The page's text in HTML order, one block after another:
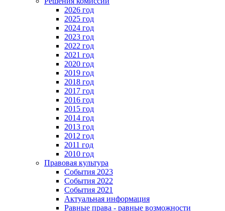
2026 год
2025 год
2024 год
2023 год
2022 год
2021 год
2020 год
2019 год
2018 год
2017 год
2016 год
2015 год
2014 год
2013 год
2012 год
2011 год
2010 год
Правовая культура
События 2023
События 2022
События 2021
Актуальная информация
Равные права - равные возможности